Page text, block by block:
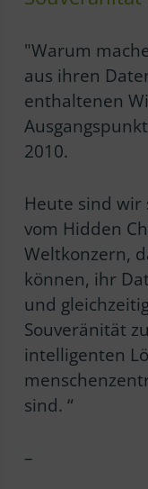
"Warum
aus ihren
enthaltenen
2010.
Heute sind
vom Hidden
Weltkonzern,
können, ihr
und
Souveränität
intelligenten
sind. “
–